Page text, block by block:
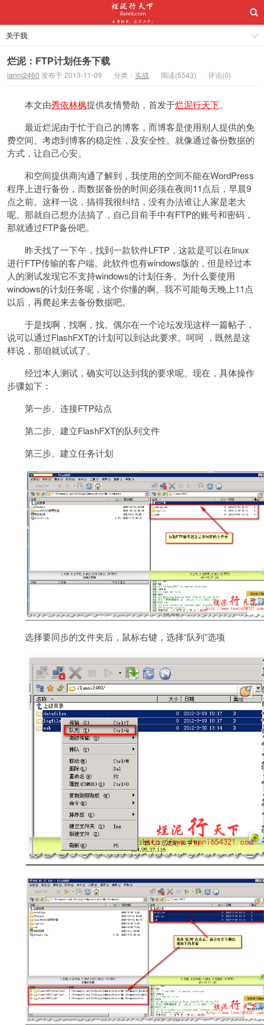
关于我
烂泥：FTP计划任务下载
lanni2460 发布于 2013-11-09 分类： 实战 阅读(5543) 评论(0)
本文由秀依林枫提供友情赞助，首发于烂泥行天下。
最近烂泥由于忙于自己的博客，而博客是使用别人提供的免
费空间。考虑到博客的稳定性，及安全性。就像通过备份数据的
方式，让自己心安。
和空间提供商沟通了解到，我使用的空间不能在WordPress
程序上进行备份，而数据备份的时间必须在夜间11点后，早晨9
点之前。这样一说，搞得我很纠结，没有办法谁让人家是老大
呢。那就自己想办法搞了，自己目前手中有FTP的账号和密码，
那就通过FTP备份吧。
昨天找了一下午，找到一款软件LFTP，这款是可以在linux
进行FTP传输的客户端。此软件也有windows版的，但是经过本
人的测试发现它不支持windows的计划任务。为什么要使用
windows的计划任务呢，这个你懂的啊。我不可能每天晚上11点
以后，再爬起来去备份数据吧。
于是找啊，找啊，找。偶尔在一个论坛发现这样一篇帖子，
说可以通过FlashFXT的计划可以到达此要求。呵呵 ，既然是这
样说，那咱就试试了。
经过本人测试，确实可以达到我的要求呢。现在，具体操作
步骤如下：
第一步、连接FTP站点
第二步、建立FlashFXT的队列文件
第三步、建立任务计划
选择要同步的文件夹后，鼠标右键，选择“队列”选项